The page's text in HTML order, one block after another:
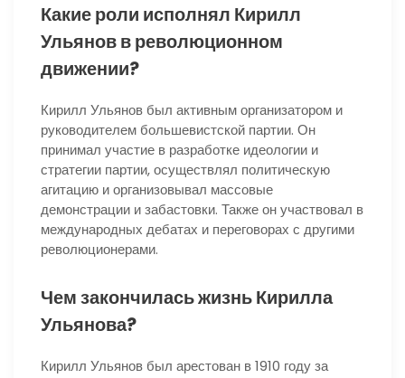
Какие роли исполнял Кирилл
Ульянов в революционном
движении?
Кирилл Ульянов был активным организатором и
руководителем большевистской партии. Он
принимал участие в разработке идеологии и
стратегии партии, осуществлял политическую
агитацию и организовывал массовые
демонстрации и забастовки. Также он участвовал в
международных дебатах и переговорах с другими
революционерами.
Чем закончилась жизнь Кирилла
Ульянова?
Кирилл Ульянов был арестован в 1910 году за